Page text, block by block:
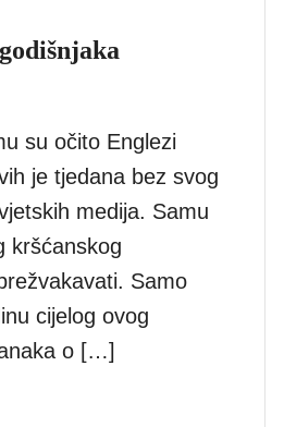
su očito Englezi
je tjedana bez svog
medija. Samu
kršćanskog
Samo
cijelog ovog
o […]